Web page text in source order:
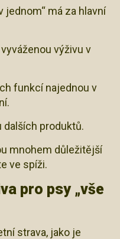
jednom“ má za hlavní
výživu v
funkcí najednou v
dalších produktů.
mnohem důležitější
ve spíži.
pro psy „vše
strava, jako je